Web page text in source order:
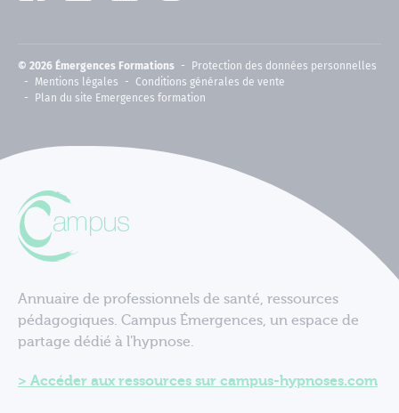
© 2026 Émergences Formations
Protection des données personnelles
Mentions légales
Conditions générales de vente
Plan du site Emergences formation
Annuaire de professionnels de santé, ressources
pédagogiques. Campus Émergences, un espace de
partage dédié à l'hypnose.
Accéder aux ressources sur campus-hypnoses.com